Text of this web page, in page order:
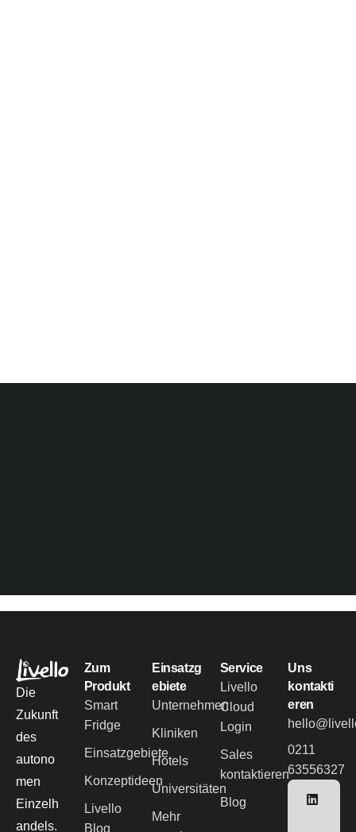
Die
Zukunft
des
autono
men
Einzelh
andels.
Zum
Produkt
Smart
Fridge
Einsatzgebiete
Konzeptideen
Livello
Blog
Einsatzg
ebiete
Unternehmen
Kliniken
Hotels
Universitäten
Mehr
Service
Livello
Cloud
Login
Sales
kontaktieren
Blog
Uns
kontakti
eren
0211
63556327